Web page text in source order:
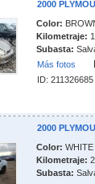
2000
Color:
Kilometraje:
Subasta:
Más fotos
ID: 211326685
2000
Color: WHITE
Kilometraje:
Subasta: